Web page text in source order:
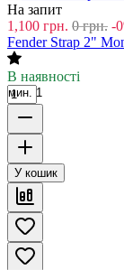
На запит
1,100 грн. 0 грн. -
Fender Strap 2"
В наявності
мин. 1
У кошик